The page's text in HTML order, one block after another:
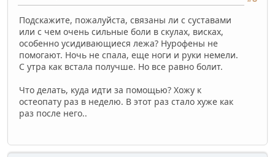
Подскажите, пожалуйста, связаны ли с суставами
или с чем очень сильные боли в скулах, висках,
особенно усидивающиеся лежа? Нурофены не
помогают. Ночь не спала, еще ноги и руки немели.
С утра как встала получше. Но все равно болит.
Что делать, куда идти за помощью? Хожу к
остеопату раз в неделю. В этот раз стало хуже как
раз после него..